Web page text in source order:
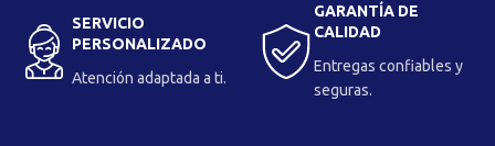
SERVICIO
PERSONALIZADO
Atención adaptada a ti.
GARANTÍA DE
CALIDAD
Entregas confiables y
seguras.